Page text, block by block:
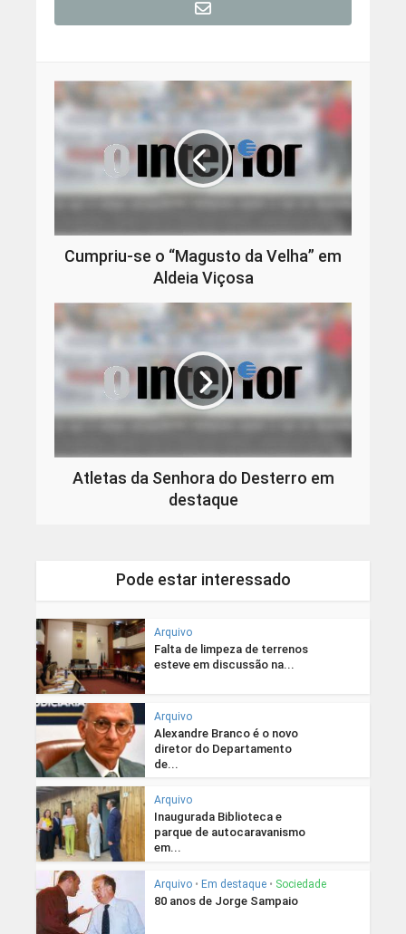
Cumpriu-se o “Magusto da Velha” em
Aldeia Viçosa
Atletas da Senhora do Desterro em
destaque
Pode estar interessado
Arquivo
Falta de limpeza de terrenos
esteve em discussão na...
Arquivo
Alexandre Branco é o novo
diretor do Departamento
de...
Arquivo
Inaugurada Biblioteca e
parque de autocaravanismo
em...
Arquivo • Em destaque • Sociedade
80 anos de Jorge Sampaio